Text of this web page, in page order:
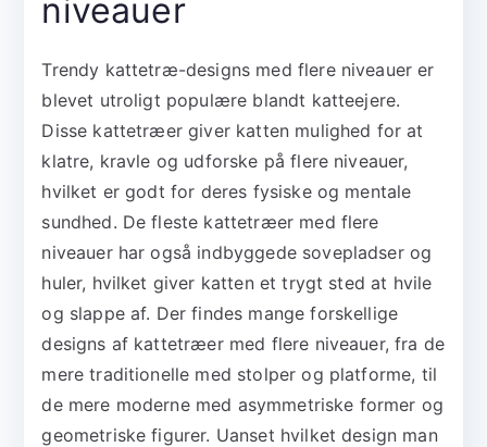
niveauer
Trendy kattetræ-designs med flere niveauer er
blevet utroligt populære blandt katteejere.
Disse kattetræer giver katten mulighed for at
klatre, kravle og udforske på flere niveauer,
hvilket er godt for deres fysiske og mentale
sundhed. De fleste kattetræer med flere
niveauer har også indbyggede sovepladser og
huler, hvilket giver katten et trygt sted at hvile
og slappe af. Der findes mange forskellige
designs af kattetræer med flere niveauer, fra de
mere traditionelle med stolper og platforme, til
de mere moderne med asymmetriske former og
geometriske figurer. Uanset hvilket design man